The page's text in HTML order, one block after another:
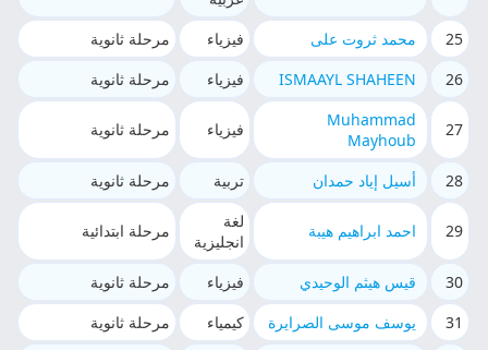
25 محمد ثروت على فيزياء
مرحلة ثانوية
26
ISMAAYL SHAHEEN فيزياء مرحلة ثانوية
27
Muhammad
Mayhoub
فيزياء مرحلة ثانوية
28 أسيل إياد حمدان تربية مرحلة ثانوية
29 احمد ابراهيم هيبة
لغة
انجليزية
مرحلة ابتدائية
30 قيس هيثم الوحيدي فيزياء
مرحلة ثانوية
31
يوسف موسى الصرايرة كيمياء
مرحلة ثانوية